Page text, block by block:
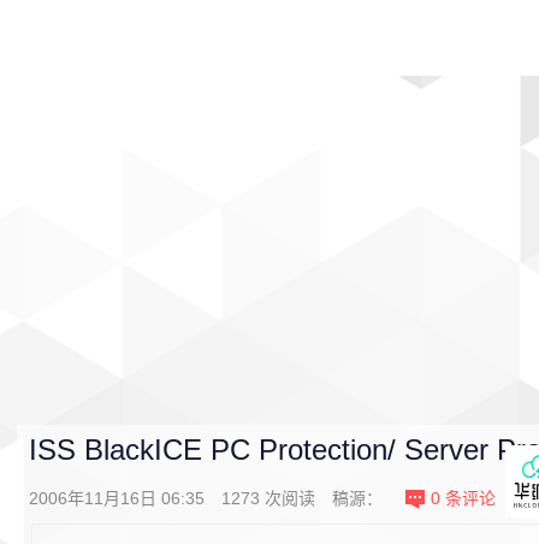
ISS BlackICE PC Protection/ Server
2006年11月16日 06:35 1273 次阅读 稿源： 0 条评论